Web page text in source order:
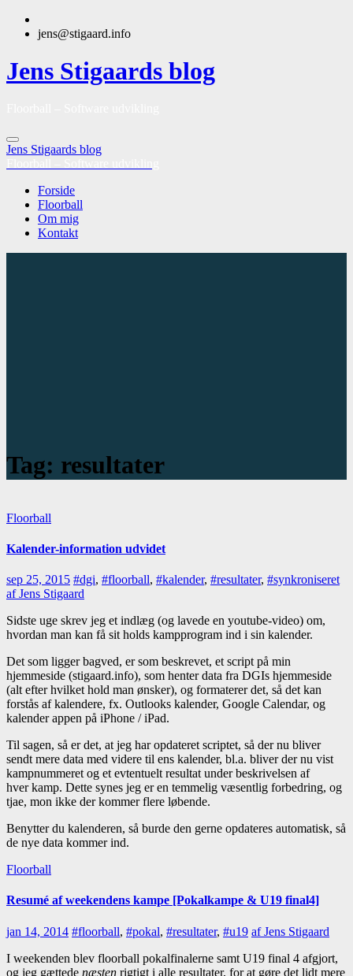
jens@stigaard.info
Jens Stigaards blog
Jens Stigaards blog
Forside
Floorball
Om mig
Kontakt
Tag: resultater
Floorball
Kalender-information udvidet
sep 25, 2015 #dgi, #floorball, #kalender, #resultater, #synkroniseret
af Jens Stigaard
Sidste uge skrev jeg et indlæg (og lavede en youtube-video) om,
hvordan man kan få sit holds kampprogram ind i sin kalender.
Det som ligger bagved, er som beskrevet, et script på min
hjemmeside (stigaard.info), som henter data fra DGIs hjemmeside
(alt efter hvilket hold man ønsker), og formaterer det, så det kan
forstås af kalendere, fx. Outlooks kalender, Google Calendar, og
kalender appen på iPhone / iPad.
Til sagen, så er det, at jeg har opdateret scriptet, så der nu bliver
sendt mere data med videre til ens kalender, bl.a. bliver der nu vist
kampnummeret og et evtentuelt resultat under beskrivelsen af
hver kamp. Dette synes jeg er en temmelig væsentlig forbedring, og
tjae, mon ikke der kommer flere løbende.
Benytter du kalenderen, så burde den gerne opdateres automatisk, så
de nye data kommer ind.
Floorball
Resumé af weekendens kampe [Pokalkampe & U19 final4]
jan 14, 2014 #floorball, #pokal, #resultater, #u19 af Jens Stigaard
I weekenden blev floorball pokalfinalerne samt U19 final 4 afgjort,
og jeg gættede næsten rigtigt i alle resultater, for at gøre det lidt mere